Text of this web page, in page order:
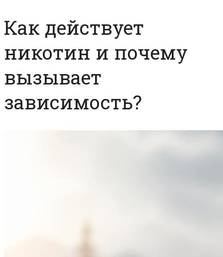
Как действует
никотин и почему
вызывает
зависимость?